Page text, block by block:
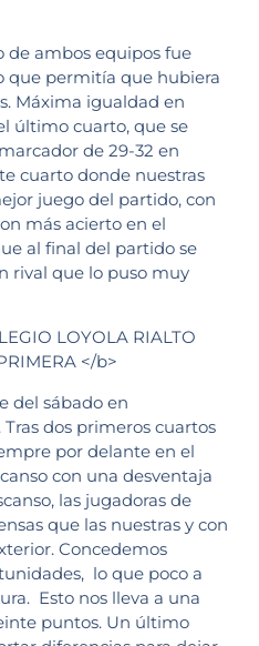
de ambos equipos fue
que permitía que hubiera
Máxima igualdad en
último cuarto, que se
de 29-32 en
cuarto donde nuestras
juego del partido, con
más acierto en el
al final del partido se
rival que lo puso muy
LOYOLA RIALTO
</b>
del sábado en
dos primeros cuartos
por delante en el
con una desventaja
las jugadoras de
que las nuestras y con
Concedemos
lo que poco a
Esto nos lleva a una
puntos. Un último